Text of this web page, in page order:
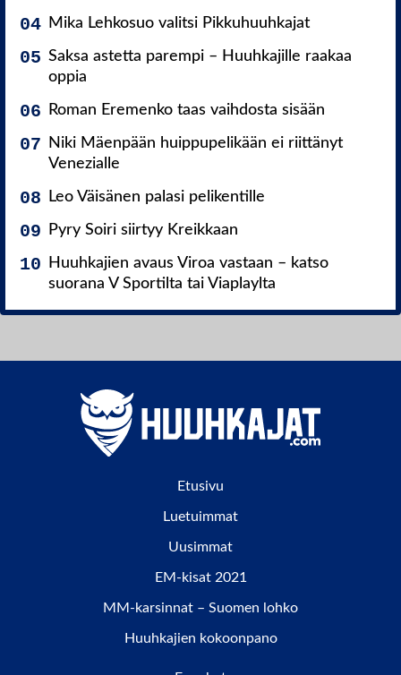
Mika Lehkosuo valitsi Pikkuhuuhkajat
Saksa astetta parempi – Huuhkajille raakaa
oppia
Roman Eremenko taas vaihdosta sisään
Niki Mäenpään huippupelikään ei riittänyt
Venezialle
Leo Väisänen palasi pelikentille
Pyry Soiri siirtyy Kreikkaan
Huuhkajien avaus Viroa vastaan – katso
suorana V Sportilta tai Viaplaylta
Etusivu
Luetuimmat
Uusimmat
EM-kisat 2021
MM-karsinnat – Suomen lohko
Huuhkajien kokoonpano